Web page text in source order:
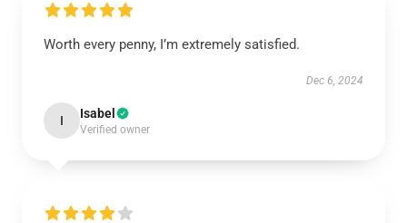
Worth every penny, I’m extremely satisfied.
Dec 6, 2024
I Isabel
Verified owner